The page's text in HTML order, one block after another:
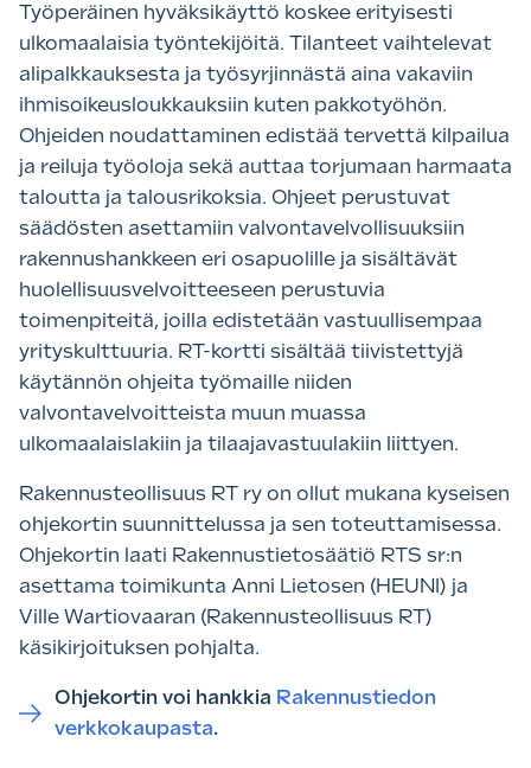
Työperäinen hyväksikäyttö koskee erityisesti
ulkomaalaisia työntekijöitä. Tilanteet vaihtelevat
alipalkkauksesta ja työsyrjinnästä aina vakaviin
ihmisoikeusloukkauksiin kuten pakkotyöhön.
Ohjeiden noudattaminen edistää tervettä kilpailua
ja reiluja työoloja sekä auttaa torjumaan harmaata
taloutta ja talousrikoksia. Ohjeet perustuvat
säädösten asettamiin valvontavelvollisuuksiin
rakennushankkeen eri osapuolille ja sisältävät
huolellisuusvelvoitteeseen perustuvia
toimenpiteitä, joilla edistetään vastuullisempaa
yrityskulttuuria. RT-kortti sisältää tiivistettyjä
käytännön ohjeita työmaille niiden
valvontavelvoitteista muun muassa
ulkomaalaislakiin ja tilaajavastuulakiin liittyen.
Rakennusteollisuus RT ry on ollut mukana kyseisen
ohjekortin suunnittelussa ja sen toteuttamisessa.
Ohjekortin laati Rakennustietosäätiö RTS sr:n
asettama toimikunta Anni Lietosen (HEUNI) ja
Ville Wartiovaaran (Rakennusteollisuus RT)
käsikirjoituksen pohjalta.
Ohjekortin voi hankkia Rakennustiedon
verkkokaupasta.